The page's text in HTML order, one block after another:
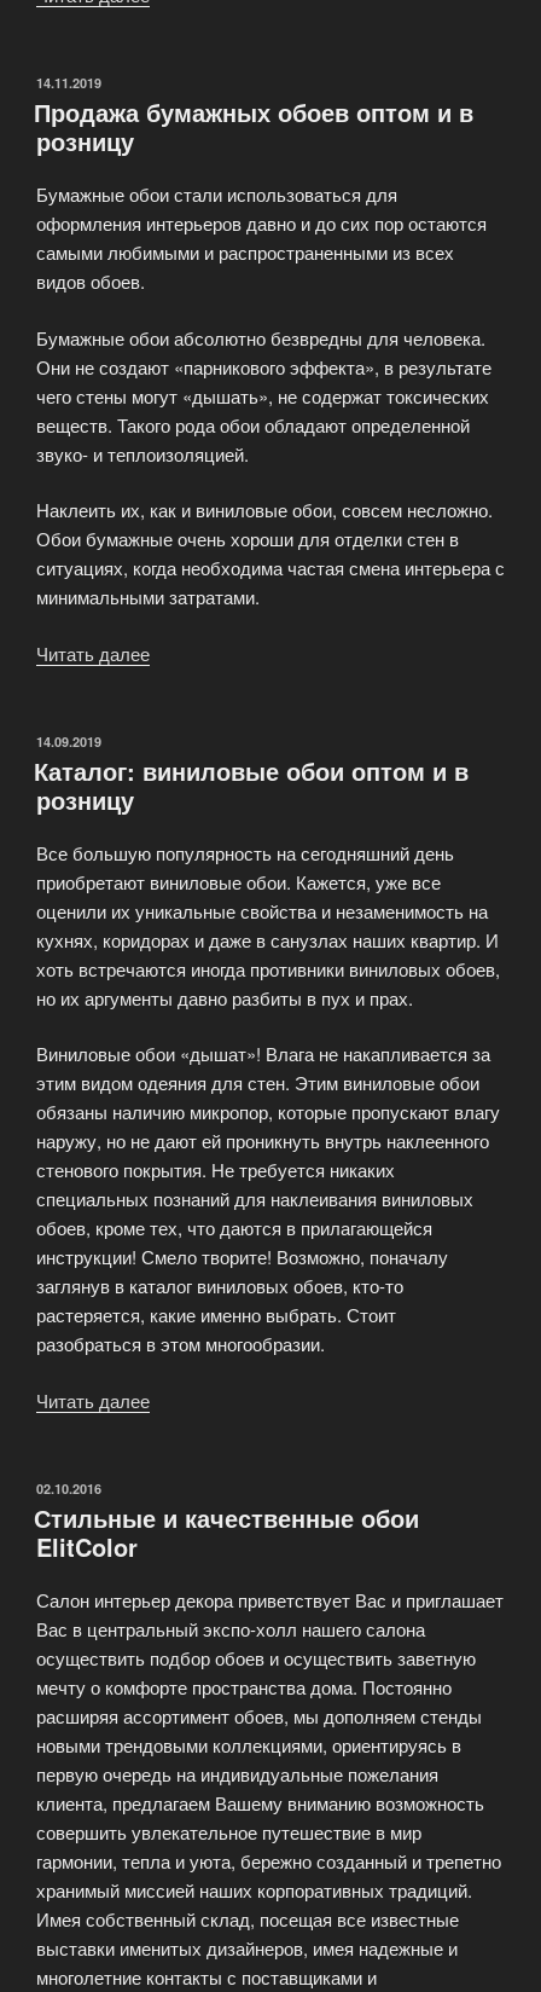
ОПУБЛИКОВАНО
14.11.2019
Продажа бумажных обоев оптом и в
розницу
Бумажные обои стали использоваться для
оформления интерьеров давно и до сих пор остаются
самыми любимыми и распространенными из всех
видов обоев.
Бумажные обои абсолютно безвредны для человека.
Они не создают «парникового эффекта», в результате
чего стены могут «дышать», не содержат токсических
веществ. Такого рода обои обладают определенной
звуко- и теплоизоляцией.
Наклеить их, как и виниловые обои, совсем несложно.
Обои бумажные очень хороши для отделки стен в
ситуациях, когда необходима частая смена интерьера с
минимальными затратами.
Читать далее
и
ОПУБЛИКОВАНО
14.09.2019
Каталог: виниловые обои оптом и в
розницу
Все большую популярность на сегодняшний день
приобретают виниловые обои. Кажется, уже все
оценили их уникальные свойства и незаменимость на
кухнях, коридорах и даже в санузлах наших квартир. И
хоть встречаются иногда противники виниловых обоев,
но их аргументы давно разбиты в пух и прах.
Виниловые обои «дышат»! Влага не накапливается за
этим видом одеяния для стен. Этим виниловые обои
обязаны наличию микропор, которые пропускают влагу
наружу, но не дают ей проникнуть внутрь наклеенного
стенового покрытия. Не требуется никаких
специальных познаний для наклеивания виниловых
обоев, кроме тех, что даются в прилагающейся
инструкции! Смело творите! Возможно, поначалу
заглянув в каталог виниловых обоев, кто-то
растеряется, какие именно выбрать. Стоит
разобраться в этом многообразии.
Читать далее
и
ОПУБЛИКОВАНО
02.10.2016
Стильные и качественные обои
ElitColor
Салон интерьер декора приветствует Вас и приглашает
Вас в центральный экспо-холл нашего салона
осуществить подбор обоев и осуществить заветную
мечту о комфорте пространства дома. Постоянно
расширяя ассортимент обоев, мы дополняем стенды
новыми трендовыми коллекциями, ориентируясь в
первую очередь на индивидуальные пожелания
клиента, предлагаем Вашему вниманию возможность
совершить увлекательное путешествие в мир
гармонии, тепла и уюта, бережно созданный и трепетно
хранимый миссией наших корпоративных традиций.
Имея собственный склад, посещая все известные
выставки именитых дизайнеров, имея надежные и
многолетние контакты с поставщиками и